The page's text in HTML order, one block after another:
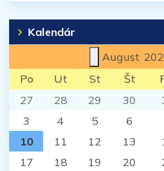
Kalendár
August
Po
Ut St Št
27
28 29 30
3
4 5 6
10
11 12 13
17
18 19 20